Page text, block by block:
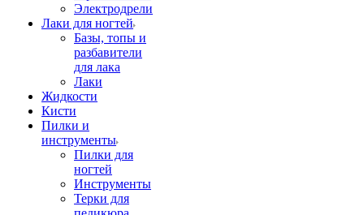
Электродрели
Лаки для ногтей
Базы, топы и
разбавители
для лака
Лаки
Жидкости
Кисти
Пилки и
инструменты
Пилки для
ногтей
Инструменты
Терки для